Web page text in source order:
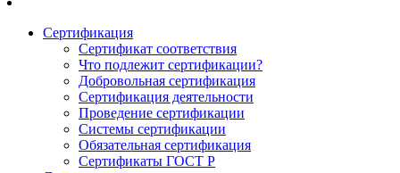
Сертификация
Сертификат соответствия
Что подлежит сертификации?
Добровольная сертификация
Сертификация деятельности
Проведение сертификации
Системы сертификации
Обязательная сертификация
Сертификаты ГОСТ Р